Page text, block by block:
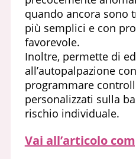
quando ancora sono
più semplici e con
favorevole.
Inoltre, permette di
all’autopalpazione
programmare
personalizzati sulla
rischio individuale.
Vai all’articolo